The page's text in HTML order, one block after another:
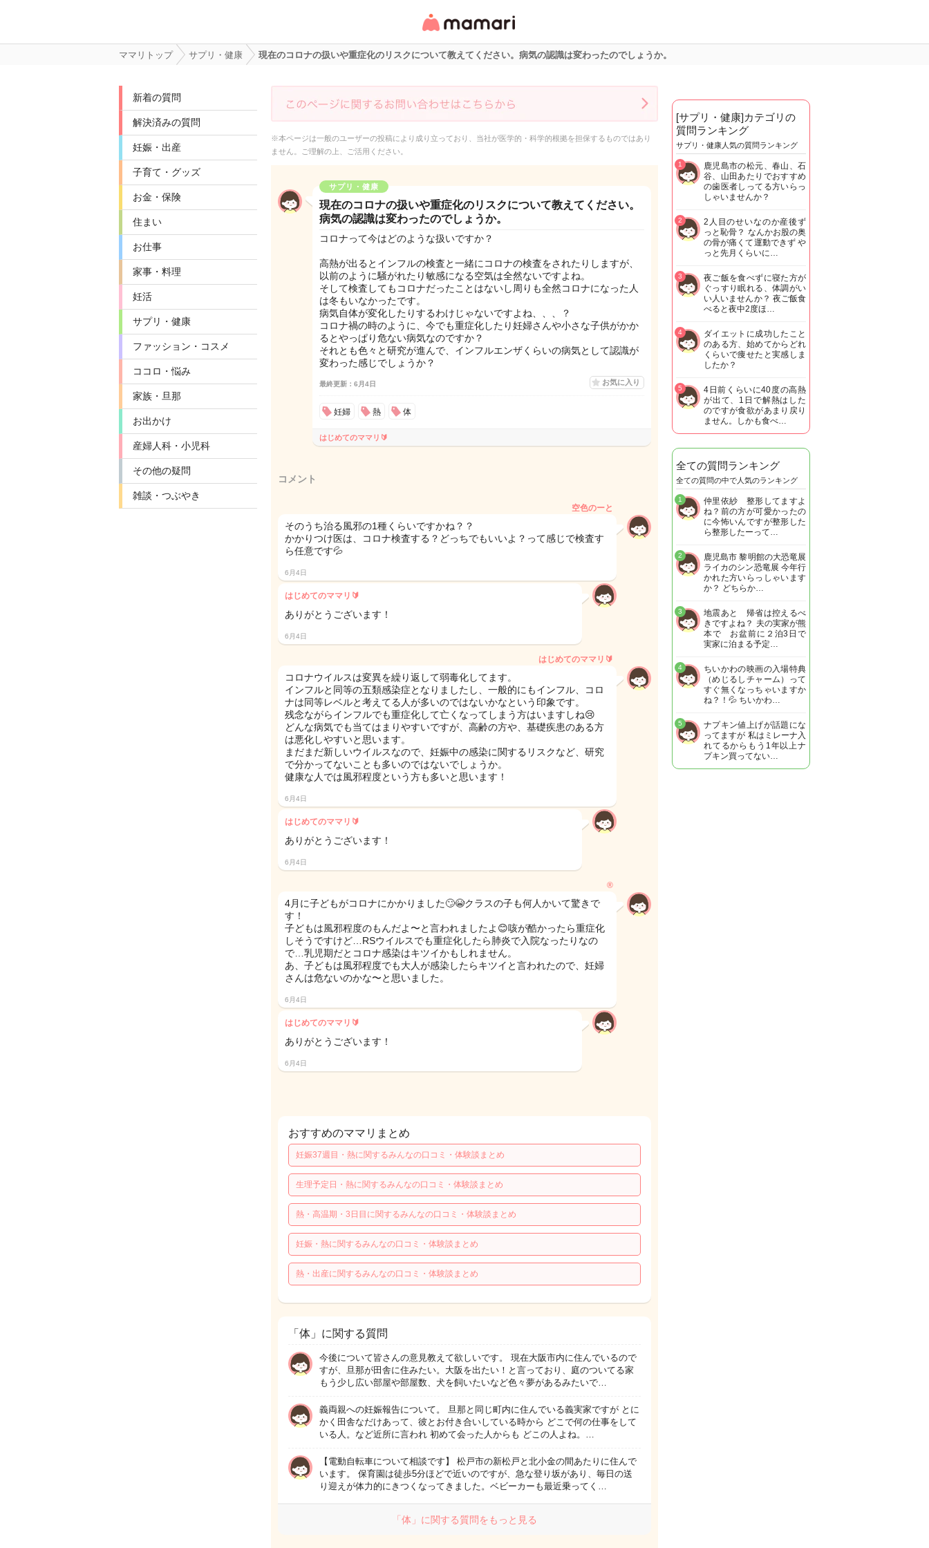
リ・情報サイト
ママリトップ サプリ・健康 現在のコロナの扱いや重症化のリスクについて教えてください。病気の認識は変わったのでしょうか。
新着の質問
解決済みの質問
妊娠・出産
子育て・グッズ
お金・保険
住まい
お仕事
家事・料理
妊活
サプリ・健康
ファッション・コスメ
ココロ・悩み
家族・旦那
お出かけ
産婦人科・小児科
その他の疑問
雑談・つぶやき
※本ページは一般のユーザーの投稿により成り立っており、当社が医学的・科学的根拠を担保するものではあり
ません。ご理解の上、ご活用ください。
サプリ・健康
現在のコロナの扱いや重症化のリスクについて教えてください。
病気の認識は変わったのでしょうか。
コロナって今はどのような扱いですか？
高熱が出るとインフルの検査と一緒にコロナの検査をされたりしますが、
以前のように騒がれたり敏感になる空気は全然ないですよね。
そして検査してもコロナだったことはないし周りも全然コロナになった人
は冬もいなかったです。
病気自体が変化したりするわけじゃないですよね、、、？
コロナ禍の時のように、今でも重症化したり妊婦さんや小さな子供がかか
るとやっぱり危ない病気なのですか？
それとも色々と研究が進んで、インフルエンザくらいの病気として認識が
変わった感じでしょうか？
最終更新：6月4日 お気に入り
妊婦 熱 体
はじめてのママリ🔰
コメント
空色のーと
そのうち治る風邪の1種くらいですかね？？
かかりつけ医は、コロナ検査する？どっちでもいいよ？って感じで検査す
ら任意です💦
6月4日
はじめてのママリ🔰
ありがとうございます！
6月4日
はじめてのママリ🔰
コロナウイルスは変異を繰り返して弱毒化してます。
インフルと同等の五類感染症となりましたし、一般的にもインフル、コロ
ナは同等レベルと考えてる人が多いのではないかなという印象です。
残念ながらインフルでも重症化して亡くなってしまう方はいますしね😢
どんな病気でも当てはまりやすいですが、高齢の方や、基礎疾患のある方
は悪化しやすいと思います。
まだまだ新しいウイルスなので、妊娠中の感染に関するリスクなど、研究
で分かってないことも多いのではないでしょうか。
健康な人では風邪程度という方も多いと思います！
6月4日
はじめてのママリ🔰
ありがとうございます！
6月4日
®️
4月に子どもがコロナにかかりました🙄😭クラスの子も何人かいて驚きで
す！
子どもは風邪程度のもんだよ〜と言われましたよ😊咳が酷かったら重症化
しそうですけど…RSウイルスでも重症化したら肺炎で入院なったりなの
で…乳児期だとコロナ感染はキツイかもしれません。
あ、子どもは風邪程度でも大人が感染したらキツイと言われたので、妊婦
さんは危ないのかな〜と思いました。
6月4日
はじめてのママリ🔰
ありがとうございます！
6月4日
おすすめのママリまとめ
妊娠37週目・熱に関するみんなの口コミ・体験談まとめ
生理予定日・熱に関するみんなの口コミ・体験談まとめ
熱・高温期・3日目に関するみんなの口コミ・体験談まとめ
妊娠・熱に関するみんなの口コミ・体験談まとめ
熱・出産に関するみんなの口コミ・体験談まとめ
「体」に関する質問
今後について皆さんの意見教えて欲しいです。 現在大阪市内に住んでいるので
すが、旦那が田舎に住みたい。大阪を出たい！と言っており、庭のついてる家
もう少し広い部屋や部屋数、犬を飼いたいなど色々夢があるみたいで…
義両親への妊娠報告について。 旦那と同じ町内に住んでいる義実家ですが とに
かく田舎なだけあって、彼とお付き合いしている時から どこで何の仕事をして
いる人。など近所に言われ 初めて会った人からも どこの人よね。…
【電動自転車について相談です】 松戸市の新松戸と北小金の間あたりに住んで
います。 保育園は徒歩5分ほどで近いのですが、急な登り坂があり、毎日の送
り迎えが体力的にきつくなってきました。ベビーカーも最近乗ってく…
「体」に関する質問をもっと見る
[サプリ・健康]カテゴリの
質問ランキング
サプリ・健康人気の質問ランキング
鹿児島市の松元、春山、石
谷、山田あたりでおすすめ
の歯医者しってる方いらっ
しゃいませんか？
1
2人目のせいなのか産後ず
っと恥骨？ なんかお股の奥
の骨が痛くて運動できず や
っと先月くらいに…
2
夜ご飯を食べずに寝た方が
ぐっすり眠れる、体調がい
い人いませんか？ 夜ご飯食
べると夜中2度ほ…
3
ダイエットに成功したこと
のある方、始めてからどれ
くらいで痩せたと実感しま
したか？
4
4日前くらいに40度の高熱
が出て、1日で解熱はした
のですが食欲があまり戻り
ません。しかも食べ…
5
全ての質問ランキング
全ての質問の中で人気のランキング
仲里依紗 整形してますよ
ね？前の方が可愛かったの
に今怖いんですが整形した
ら整形したーって…
1
鹿児島市 黎明館の大恐竜展
ライカのシン恐竜展 今年行
かれた方いらっしゃいます
か？ どちらか…
2
地震あと 帰省は控えるべ
きですよね？ 夫の実家が熊
本で お盆前に２泊3日で
実家に泊まる予定…
3
ちいかわの映画の入場特典
（めじるしチャーム）って
すぐ無くなっちゃいますか
ね？！💦 ちいかわ…
4
ナプキン値上げが話題にな
ってますが 私はミレーナ入
れてるからもう1年以上ナ
プキン買ってない…
5